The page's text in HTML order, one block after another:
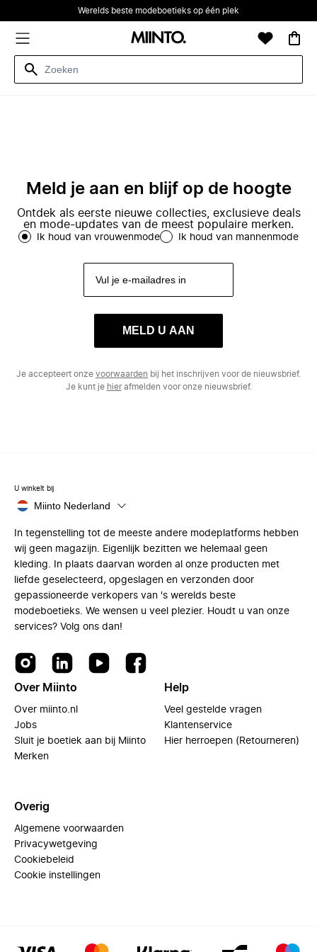
Werelds beste modeboetieks op één plek
Meld je aan en blijf op de hoogte
Ontdek als eerste nieuwe collecties, exclusieve deals
en mode-updates van de meest populaire merken.
Ik houd van vrouwenmode Ik houd van mannenmode
MELD U AAN
Je accepteert onze voorwaarden bij het inschrijven voor de nieuwsbrief.
Je kunt je hierafmelden voor onze nieuwsbrief.
U winkelt bij
Miinto Nederland
In tegenstelling tot de meeste andere modeplatforms hebben
wij geen magazijn. Eigenlijk bezitten we helemaal geen
kleding. In plaats daarvan worden al onze producten met
liefde geselecteerd, opgeslagen en verzonden door
gepassioneerde verkopers van 's werelds beste
modeboetieks. We wensen u veel plezier. Houdt u van onze
services? Volg ons dan!
Over Miinto
Over miinto.nl
Jobs
Sluit je boetiek aan bij Miinto
Merken
Help
Veel gestelde vragen
Klantenservice
Hier herroepen (Retourneren)
Overig
Algemene voorwaarden
Privacywetgeving
Cookiebeleid
Cookie instellingen